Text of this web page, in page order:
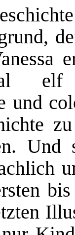
elf
und
Und